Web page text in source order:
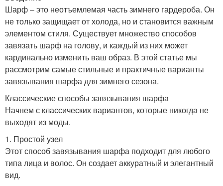
Шарф – это неотъемлемая часть зимнего гардероба. Он
не только защищает от холода, но и становится важным
элементом стиля. Существует множество способов
завязать шарф на голову, и каждый из них может
кардинально изменить ваш образ. В этой статье мы
рассмотрим самые стильные и практичные варианты
завязывания шарфа для зимнего сезона.
Классические способы завязывания шарфа
Начнем с классических вариантов, которые никогда не
выходят из моды.
1. Простой узел
Этот способ завязывания шарфа подходит для любого
типа лица и волос. Он создает аккуратный и элегантный
вид.